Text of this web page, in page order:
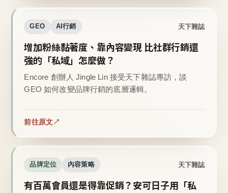
GEO AI行銷 天下雜誌
增加粉絲黏著度、靠內容變現 比社群行銷還
強的「私域」怎麼做？
Encore 創辦人 Jingle Lin 接受天下雜誌專訪，談
GEO 如何改變品牌行銷的底層邏輯。
前往原文
品牌定位 內容策略 天下雜誌
有百萬會員還是得靠促銷？安可日子用「私